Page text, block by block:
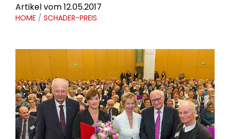
Artikel vom 12.05.2017
HOME / SCHADER-PREIS